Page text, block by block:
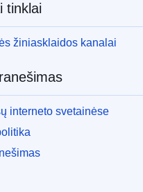
tinklai
žiniasklaidos kanalai
interneto svetainėse